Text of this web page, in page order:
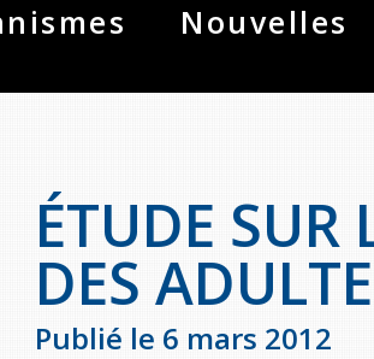
Nouvelles
ÉTUDE
DES
Publié le 6 mars 2012